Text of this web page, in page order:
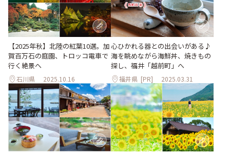
【2025年秋】北陸の紅葉10選。加
賀百万石の庭園、トロッコ電車で
行く絶景へ
石川県 2025.10.16
心ひかれる器との出会いがある♪
海を眺めながら海鮮丼、焼きもの
探し、福井「越前町」へ
福井県 [PR] 2025.03.31